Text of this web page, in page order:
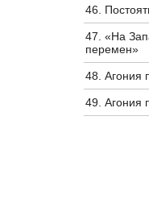
46.
47. «На
перемен»
48. Агония
49. Агония